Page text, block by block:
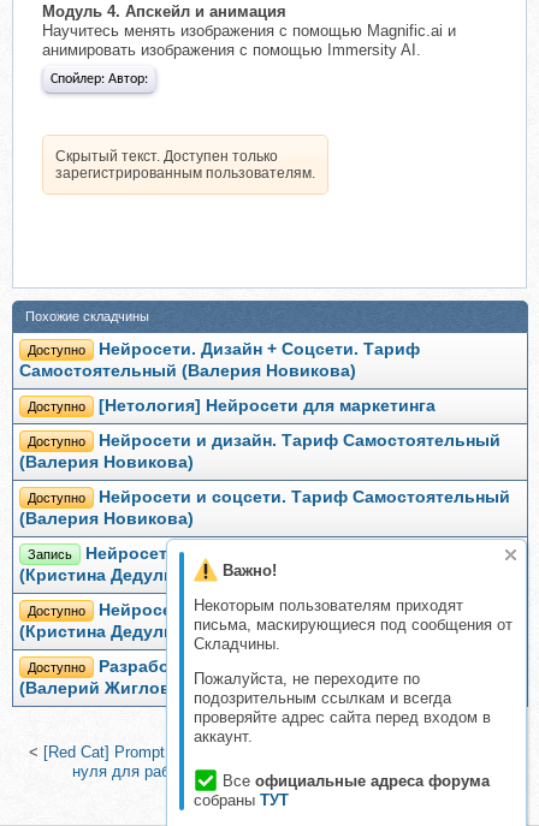
Важно!
Некоторым пользователям приходят
письма, маскирующиеся под сообщения от
Складчины.
Пожалуйста, не переходите по
подозрительным ссылкам и всегда
проверяйте адрес сайта перед входом в
аккаунт.
Все официальные адреса форума
собраны ТУТ
Модуль 4. Апскейл и анимация
Научитесь менять изображения с помощью Magnific.ai и
анимировать изображения с помощью Immersity AI.
Спойлер: Автор:
Скрытый текст. Доступен только
зарегистрированным пользователям.
Похожие складчины
Доступно
Нейросети. Дизайн + Соцсети. Тариф
Самостоятельный (Валерия Новикова)
Доступно [Нетология] Нейросети для маркетинга
Доступно
Нейросети и дизайн. Тариф Самостоятельный
(Валерия Новикова)
Доступно
Нейросети и соцсети. Тариф Самостоятельный
(Валерия Новикова)
Запись
Нейросети для дизайнера 3.0. Тариф Стандарт
(Кристина Дедулина)
Доступно
Нейросети для дизайнера 2.0. Тариф Мини
(Кристина Дедулина)
Доступно
Разработка дизайна футболок нейросетью
(Валерий Жиглов)
< [Red Cat] PromptBook Vip 2024 (Юлия Бабушкина)
нуля для работы и заработка за 10 шагов (Владислав
Челпаченко)>